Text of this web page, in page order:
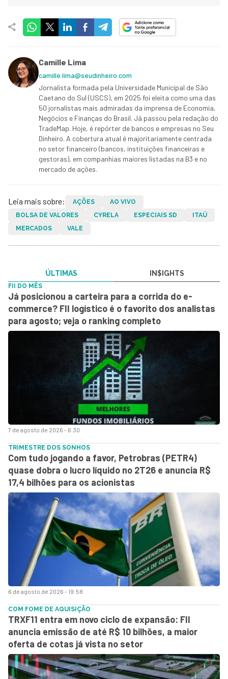
Camille Lima
camille.lima@seudinheiro.com
Jornalista formada pela Universidade Municipal de São
Caetano do Sul (USCS), em 2025 foi eleita como uma das
50 jornalistas mais admiradas da imprensa de Economia,
Negócios e Finanças do Brasil. Já passou pela redação do
TradeMap. Hoje, é repórter de bancos e empresas no Seu
Dinheiro. A cobertura atual é majoritariamente centrada
no setor financeiro (bancos, instituições financeiras e
gestoras), em companhias maiores listadas na B3 e no
mercado de ações.
Leia mais sobre: AÇÕES
AO VIVO
BOLSA DE VALORES
CYRELA ESPECIAIS SD
ITAÚ
MERCADOS
VALE
ÚLTIMAS IN$IGHTS
7 de agosto de 2026 - 6:30
FII DO MÊS
Já posicionou a carteira para a corrida do e-
commerce? FII logístico é o favorito dos analistas
para agosto; veja o ranking completo
6 de agosto de 2026 - 19:58
TRIMESTRE DOS SONHOS
Com tudo jogando a favor, Petrobras (PETR4)
quase dobra o lucro líquido no 2T26 e anuncia R$
17,4 bilhões para os acionistas
COM FOME DE AQUISIÇÃO
TRXF11 entra em novo ciclo de expansão: FII
anuncia emissão de até R$ 10 bilhões, a maior
oferta de cotas já vista no setor